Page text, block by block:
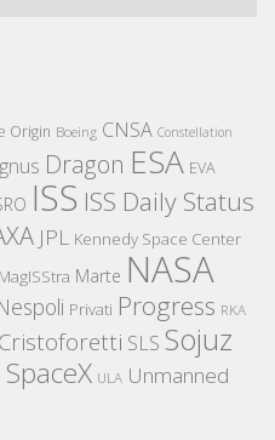
Origin Boeing CNSA Constellation
Dragon ESA EVA
ISS ISS Daily Status
JPL Kennedy Space Center
MagISStra Marte NASA
Privati Progress RKA
SLS Sojuz
SpaceX ULA Unmanned